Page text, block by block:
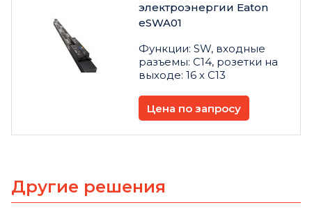
электроэнергии Eaton
eSWA01
Функции: SW, входные
разъемы: C14, розетки на
выходе: 16 х C13
Цена по запросу
Другие решения